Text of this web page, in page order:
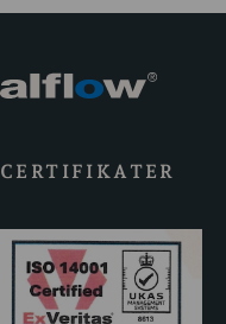
CERTIFIKATER